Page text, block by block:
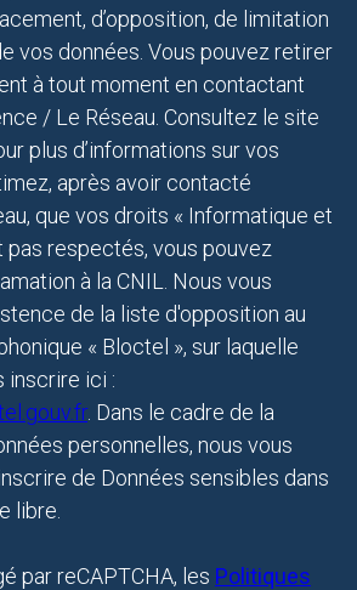
d’opposition, de limitation
vos données. Vous pouvez retirer
à tout moment en contactant
/ Le Réseau. Consultez le site
plus d’informations sur vos
après avoir contacté
que vos droits « Informatique et
pas respectés, vous pouvez
à la CNIL. Nous vous
de la liste d'opposition au
« Bloctel », sur laquelle
inscrire ici :
. Dans le cadre de la
personnelles, nous vous
de Données sensibles dans
libre.
par reCAPTCHA, les Politiques